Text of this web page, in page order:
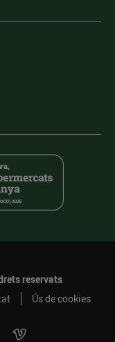
reservats
Ús de cookies